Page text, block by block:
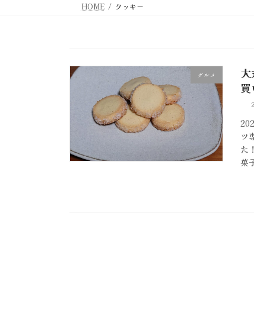
HOME クッキー
グルメ
ツ
た
菓